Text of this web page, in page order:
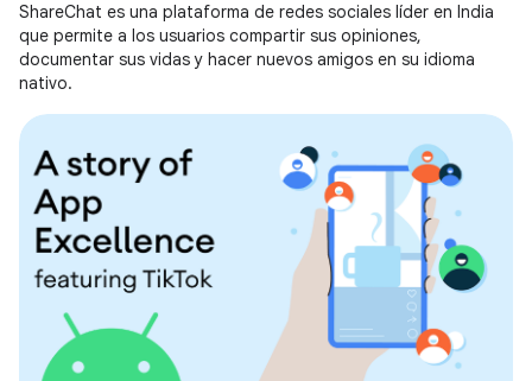
ShareChat es una plataforma de redes sociales líder en India
que permite a los usuarios compartir sus opiniones,
documentar sus vidas y hacer nuevos amigos en su idioma
nativo.